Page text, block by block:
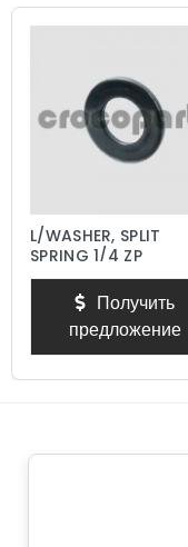
L/WASHER, SPLIT
SPRING 1/4 ZP
Получить
предложение